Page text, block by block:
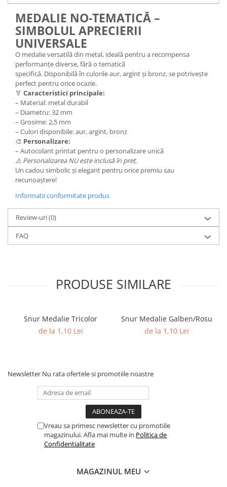
Personalizari Trofee
Cutii de Prezentare , Mape
Trofeu Plastic
Figurine
Figurine Rasina
Figurine Plastic
Accesorii Figurine
OUTLET
Cupe Outlet
Medalii Outlet
Trofee Outlet
Figurine Outlet
Trofee Personalizate
Tematica Tricolor
Alte categorii
MEDALIE NO-TEMATICĂ –
SIMBOLUL APRECIERII
UNIVERSALE
O medalie versatilă din metal, ideală pentru a recompensa
performanțe diverse, fără o tematică
specifică. Disponibilă în culorile aur, argint și bronz, se potrivește
perfect pentru orice ocazie.
🏅 Caracteristici principale:
– Material: metal durabil
– Diametru: 32 mm
– Grosime: 2,5 mm
– Culori disponibile: aur, argint, bronz
🎨 Personalizare:
– Autocolant printat pentru o personalizare unică
⚠️ Personalizarea NU este inclusă în preț.
Un cadou simbolic și elegant pentru orice premiu sau
recunoaștere!
Informatii conformitate produs
Review-uri(0)
FAQ
PRODUSE SIMILARE
Snur Medalie Tricolor
de la 1,10 Lei
Snur Medalie Galben/Rosu
de la 1,10 Lei
Newsletter Nu rata ofertele si promotiile noastre
Vreau sa primesc newsletter cu promotiile
magazinului. Afla mai multe in Politica de
Confidentialitate
MAGAZINUL MEU